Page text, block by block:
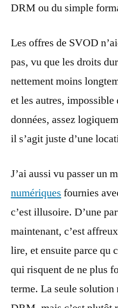
DRM ou du simple
Les offres de SVOD
pas, vu que les droits
nettement moins
et les autres, impossible
données, assez
il s’agit juste d’une
J’ai aussi vu passer un
numériques fournies
c’est illusoire. D’une
maintenant, c’est
lire, et ensuite parce qu
qui risquent de ne plus
terme. La seule solution